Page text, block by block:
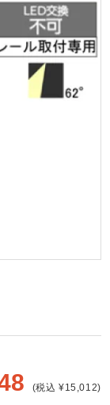
(税込 ¥15,012)